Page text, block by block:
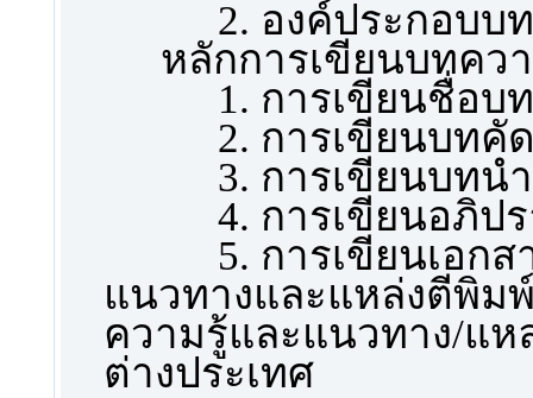
2. องค์ประกอบบ
หลักการเขียนบทคว
1. การเขียนชื่อบ
2. การเขียนบทคั
3. การเขียนบทนำ
4. การเขียนอภิป
5. การเขียนเอกส
แนวทางและแหล่งตีพิม
ความรู้และแนวทาง/แห
ต่างประเทศ